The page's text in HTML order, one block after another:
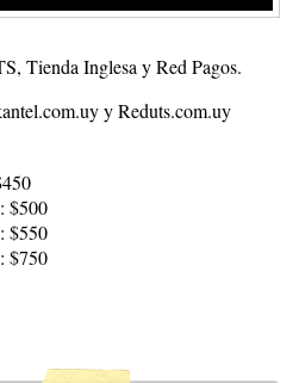
Tienda Inglesa y Red Pagos.
y Reduts.com.uy
$500
$550
$750